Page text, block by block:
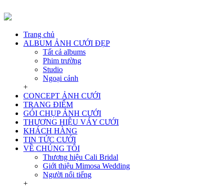
Trang chủ
ALBUM ẢNH CƯỚI ĐẸP
Tất cả albums
Phim trường
Studio
Ngoại cảnh
+
CONCEPT ẢNH CƯỚI
TRANG ĐIỂM
GÓI CHỤP ẢNH CƯỚI
THƯƠNG HIỆU VÁY CƯỚI
KHÁCH HÀNG
TIN TỨC CƯỚI
VỀ CHÚNG TÔI
Thương hiệu Cali Bridal
Giới thiệu Mimosa Wedding
Người nổi tiếng
+